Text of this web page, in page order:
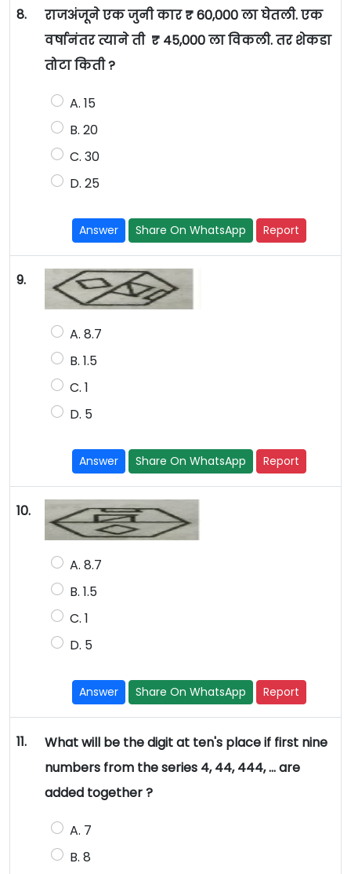
8.
राजअंजूने एक जुनी कार ₹ 60,000 ला घेतली. एक
वर्षानंतर त्याने ती ₹ 45,000 ला विकली. तर शेकडा
तोटा किती ?
A. 15
B. 20
C. 30
D. 25
Answer Share On WhatsApp Report
9.
A. 8.7
B. 1.5
C. 1
D. 5
Answer Share On WhatsApp Report
10.
A. 8.7
B. 1.5
C. 1
D. 5
Answer Share On WhatsApp Report
11.
What will be the digit at ten's place if first nine
numbers from the series 4, 44, 444, ... are
added together ?
A. 7
B. 8